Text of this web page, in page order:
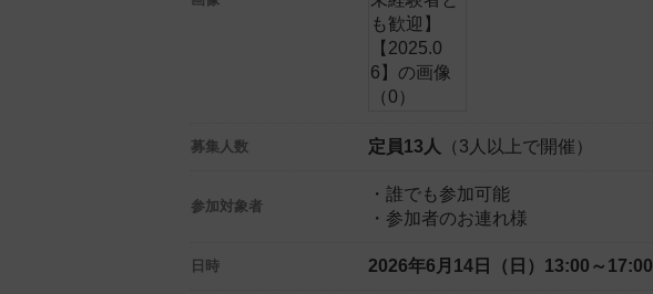
募集人数 定員13人 （3人以上で開催）
参加対象者
・誰でも参加可能
・参加者のお連れ様
日時 2026年6月14日（日） 13:00～17:00